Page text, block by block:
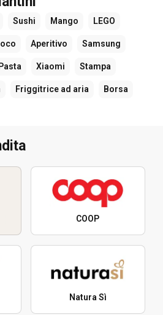
Sushi Mango LEGO
Aperitivo Samsung
Pasta Xiaomi Stampa
Friggitrice ad aria Borsa
COOP
Natura Sì